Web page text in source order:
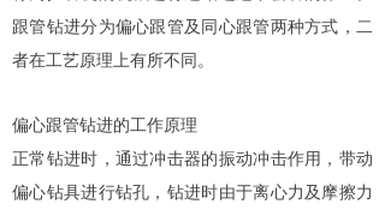
跟管钻进分为偏心跟管及同心跟管两种方式，二
者在工艺原理上有所不同。
偏心跟管钻进的工作原理
正常钻进时，通过冲击器的振动冲击作用，带动
偏心钻具进行钻孔，钻进时由于离心力及摩擦力